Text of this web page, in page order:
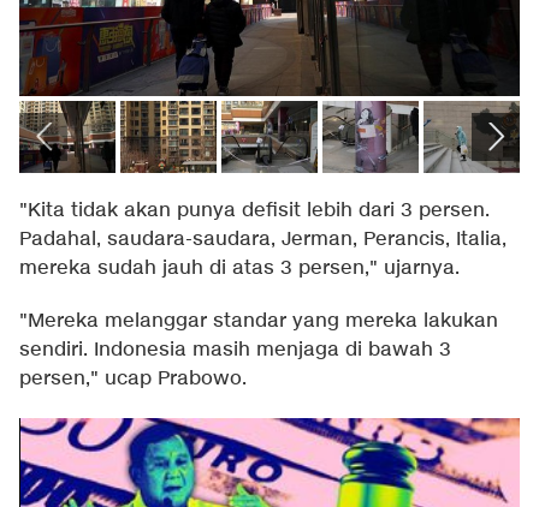
"Kita tidak akan punya defisit lebih dari 3 persen.
Padahal, saudara-saudara, Jerman, Perancis, Italia,
mereka sudah jauh di atas 3 persen," ujarnya.
"Mereka melanggar standar yang mereka lakukan
sendiri. Indonesia masih menjaga di bawah 3
persen," ucap Prabowo.